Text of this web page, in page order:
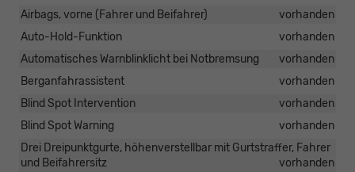
Airbags, vorne (Fahrer und Beifahrer)
vorhanden
Auto-Hold-Funktion
vorhanden
Automatisches Warnblinklicht bei Notbremsung
vorhanden
Berganfahrassistent
vorhanden
Blind Spot Intervention
vorhanden
Blind Spot Warning
vorhanden
Drei Dreipunktgurte, höhenverstellbar mit Gurtstraffer, Fahrer
und Beifahrersitz
vorhanden